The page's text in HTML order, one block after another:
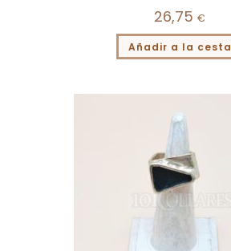
26,75 €
Añadir a la cesta